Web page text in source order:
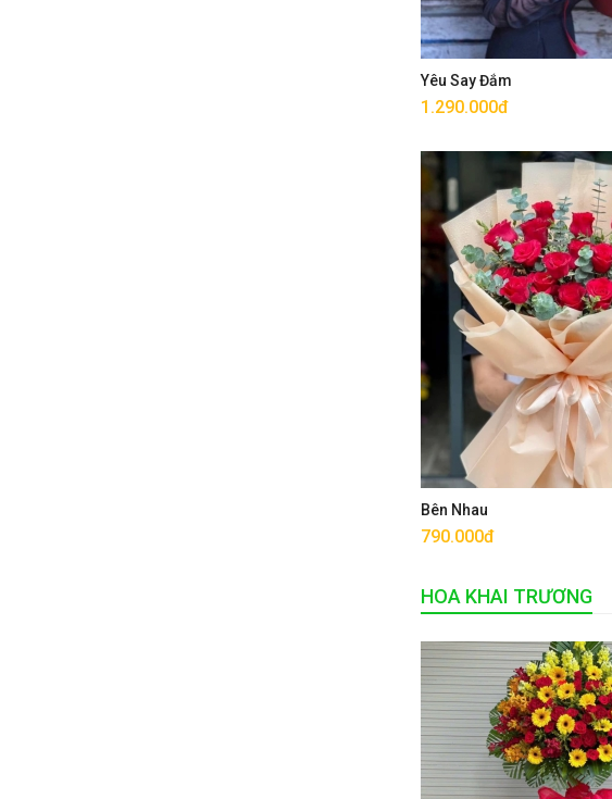
Yêu Say Đắm
1.290.000đ
Mua ngay
Bên Nhau
790.000đ
Mua ngay
HOA KHAI TRƯƠNG